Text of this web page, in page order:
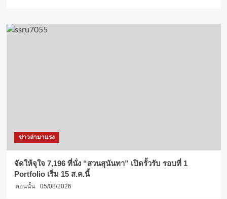
ข่าวล่ามาแรง
จัดให้จุใจ 7,196 ที่นั่ง “สวนสุนันทา” เปิดรั้วรับ รอบที่ 1
Portfolio เริ่ม 15 ส.ค.นี้
ตอนนั้น 05/08/2026